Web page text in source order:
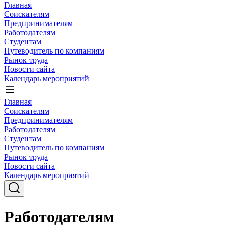
Главная
Соискателям
Предпринимателям
Работодателям
Студентам
Путеводитель по компаниям
Рынок труда
Новости сайта
Календарь мероприятий
Главная
Соискателям
Предпринимателям
Работодателям
Студентам
Путеводитель по компаниям
Рынок труда
Новости сайта
Календарь мероприятий
Работодателям